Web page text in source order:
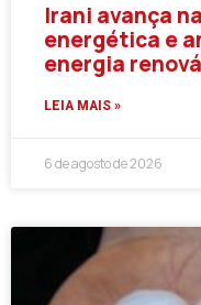
Irani avança
energética e
energia
LEIA MAIS »
6 de agosto de 2026